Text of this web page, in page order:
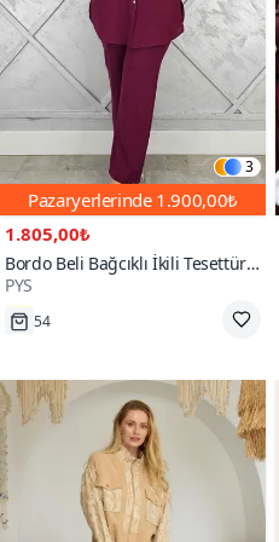
3
Pazaryerlerinde 1.900,00₺
1.805,00₺
Bordo Beli Bağcıklı İkili Tesettür
Takım
PYS
54